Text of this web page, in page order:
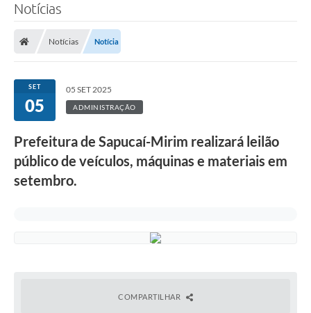
Notícias
Notícias Notícia
SET
05
05 SET 2025
ADMINISTRAÇÃO
Prefeitura de Sapucaí-Mirim realizará leilão
público de veículos, máquinas e materiais em
setembro.
COMPARTILHAR